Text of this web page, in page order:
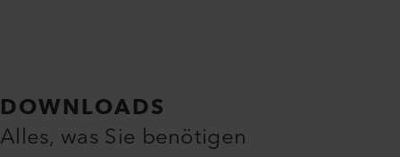
DOWNLOADS
Alles, was Sie benötigen